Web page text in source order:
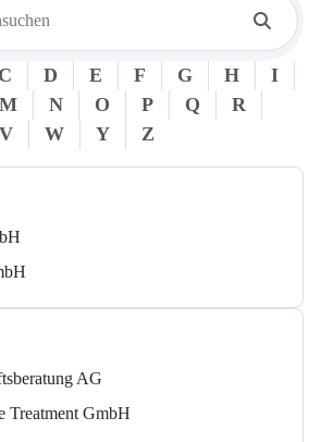
C D E F G H
I
M N O P Q
R
V W Y Z
AG
Treatment GmbH